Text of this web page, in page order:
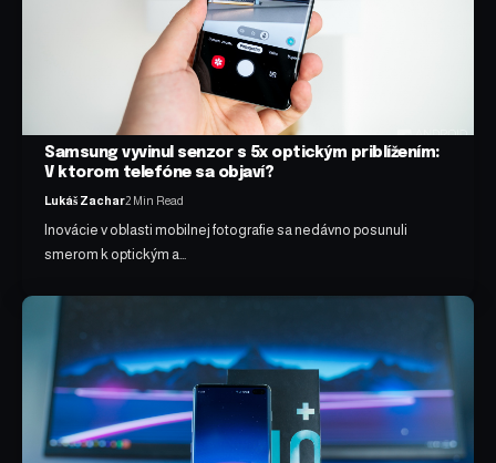
Samsung vyvinul senzor s 5x optickým priblížením:
V ktorom telefóne sa objaví?
Lukáš Zachar2 Min Read
Inovácie v oblasti mobilnej fotografie sa nedávno posunuli
smerom k optickým a…